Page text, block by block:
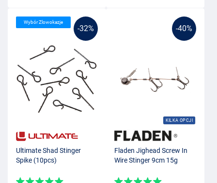
-32%
Wybór Zlowokazje
Ultimate Shad Stinger
Spike (10pcs)
-40%
KILKA OPCJI
Fladen Jighead Screw In
Wire Stinger 9cm 15g